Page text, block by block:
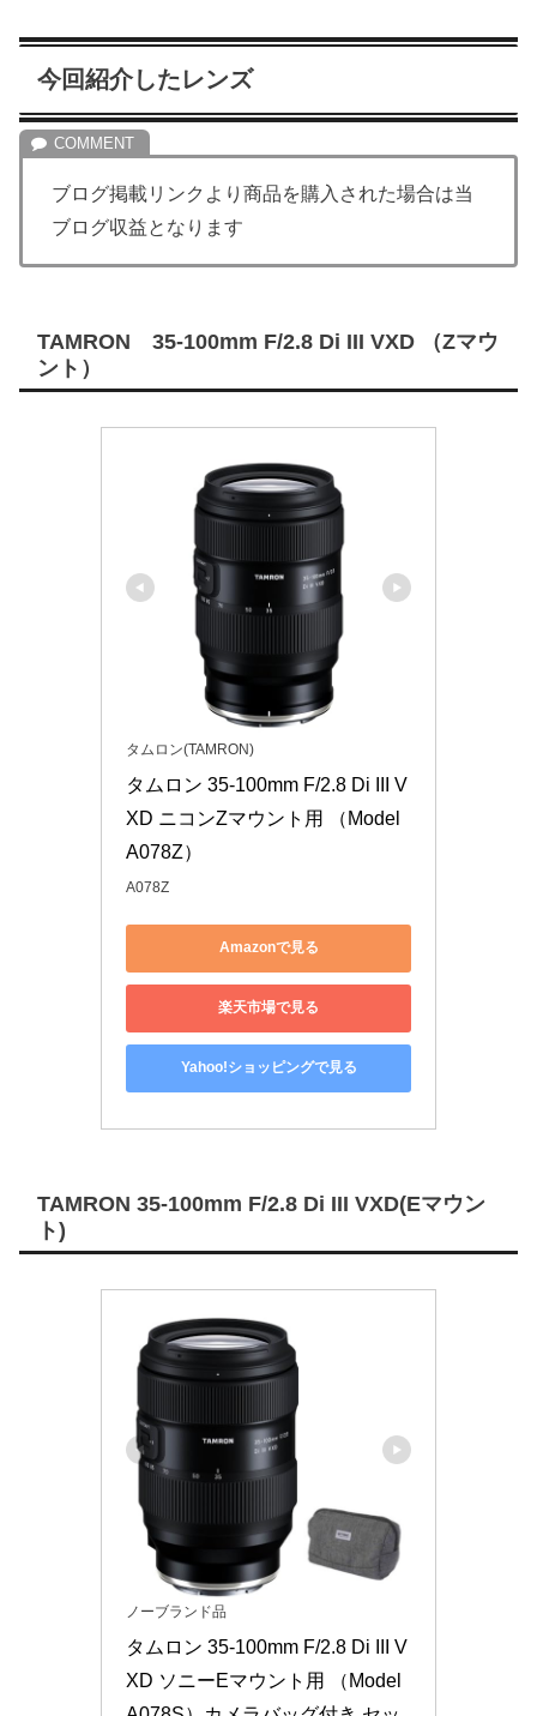
今回紹介したレンズ
ブログ掲載リンクより商品を購入された場合は当
ブログ収益となります
TAMRON 35-100mm F/2.8 Di III VXD （Zマウ
ント）
タムロン(TAMRON)
タムロン 35-100mm F/2.8 Di III V
XD ニコンZマウント用 （Model
A078Z）
A078Z
Amazonで見る
楽天市場で見る
Yahoo!ショッピングで見る
TAMRON 35-100mm F/2.8 Di III VXD(Eマウン
ト)
ノーブランド品
タムロン 35-100mm F/2.8 Di III V
XD ソニーEマウント用 （Model